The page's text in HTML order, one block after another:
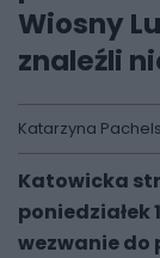
Wiosny
znaleźli
Katarzyna
Katowicka
poniedziałek
wezwanie do